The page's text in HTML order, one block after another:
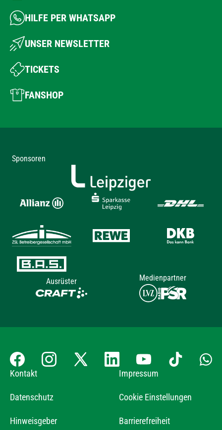
HILFE PER WHATSAPP
UNSER NEWSLETTER
TICKETS
FANSHOP
Sponsoren
Ausrüster Medienpartner
Kontakt Impressum
Datenschutz Cookie Einstellungen
Hinweisgeber Barrierefreiheit